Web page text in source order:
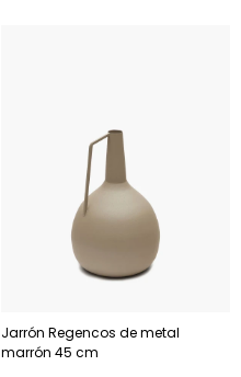
Jarrón Regencos de metal
marrón 45 cm